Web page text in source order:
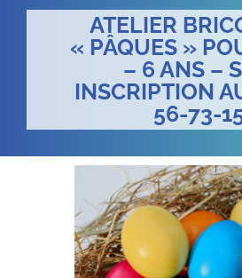
ATELIER
« PÂQUES »
– 6 ANS –
INSCRIPTION
56-73-